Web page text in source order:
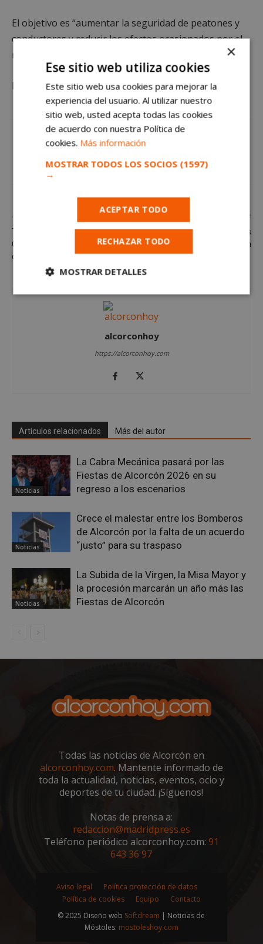
El objetivo es “aumentar la seguridad de peatones y
conductores y reducir los efectos ocasionados por el
ruido del tráfico sobre los edificios cercanos”.
Más noticias de Alcorcón enAlcorcónHoy
Artículo anterior
Todo listo para celebrar unos
Carnavales llenos de música y
color
Artículo siguiente
Curso de Inglés para adultos
en Alcorcón
alcorconhoy
https://alcorconhoy.com
Artículos relacionados Más del autor
Noticias
La Cabra Mecánica pasará por las
Fiestas de Alcorcón 2026 en su
regreso a los escenarios
Noticias
Crece el malestar entre los Bomberos
de Alcorcón por la falta de un acuerdo
“justo” para su traspaso
Noticias
La Subida de la Virgen, la Misa Mayor y
la procesión marcarán un año más las
Fiestas de Alcorcón
Todas las noticias de Alcorcón en
alcorconhoy.com. Mantente informado de
toda la actualidad, noticias, eventos, ocio y
deportes de tu ciudad. ¡Síguenos!
Notas de prensa a:
redaccion@madridpress.es
Teléfono periódico alcorconhoy.com: 91
643 36 97
Aviso legal
Política protección de datos
Política de cookies
Equipo
Contacto
© 2025 Diseño web Softdream | Noticias de
Móstoles: mostoleshoy.com
×
Ese sitio web utiliza cookies
Este sitio web usa cookies para mejorar la
experiencia del usuario. Al utilizar nuestro
sitio web, usted acepta todas las cookies
de acuerdo con nuestra Política de
cookies. Más información
MOSTRAR TODOS LOS SOCIOS (1597)
→
ACEPTAR TODO
RECHAZAR TODO
MOSTRAR DETALLES
Cookies
estrictamente
necesarias
Cookies de
Cookies de
preferencias
Cookies de
Cookies de rendimiento
Cookies de preferencias
Cookies de funcionalidad
Las cookies estrictamente necesarias permiten la
funcionalidad principal del sitio web, como el
inicio de sesión de usuario y la gestión de cuentas.
Inc.
embed.bsky.app
Google
Privacy Policy